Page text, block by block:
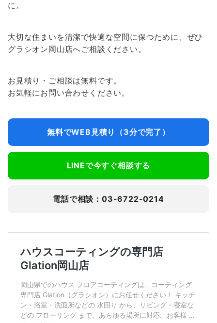
に。
大切な住まいを清潔で快適な空間に保つために、ぜひ
グラシオン岡山店へご相談ください。
お見積り・ご相談は無料です。
お気軽にお問い合わせください。
無料でWEB見積り（3分で完了）
LINEで今すぐ相談する
電話で相談：03-6722-0214